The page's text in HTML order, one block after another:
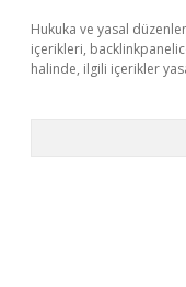
Hukuka ve yasal
içerikleri,
halinde, ilgili içerikler